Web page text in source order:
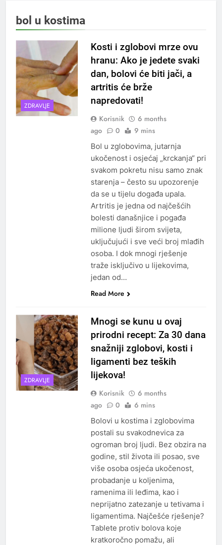
bol u kostima
ZDRAVLJE
Kosti i zglobovi mrze ovu
hranu: Ako je jedete svaki
dan, bolovi će biti jači, a
artritis će brže
napredovati!
Korisnik
6 months
ago
0 9 mins
Bol u zglobovima, jutarnja
ukočenost i osjećaj „krckanja“ pri
svakom pokretu nisu samo znak
starenja – često su upozorenje
da se u tijelu događa upala.
Artritis je jedna od najčešćih
bolesti današnjice i pogađa
milione ljudi širom svijeta,
uključujući i sve veći broj mlađih
osoba. I dok mnogi rješenje
traže isključivo u lijekovima,
jedan od…
Read More
ZDRAVLJE
Mnogi se kunu u ovaj
prirodni recept: Za 30 dana
snažniji zglobovi, kosti i
ligamenti bez teških
lijekova!
Korisnik
6 months
ago
0 6 mins
Bolovi u kostima i zglobovima
postali su svakodnevica za
ogroman broj ljudi. Bez obzira na
godine, stil života ili posao, sve
više osoba osjeća ukočenost,
probadanje u koljenima,
ramenima ili leđima, kao i
neprijatno zatezanje u tetivama i
ligamentima. Najčešće rješenje?
Tablete protiv bolova koje
kratkoročno pomažu, ali